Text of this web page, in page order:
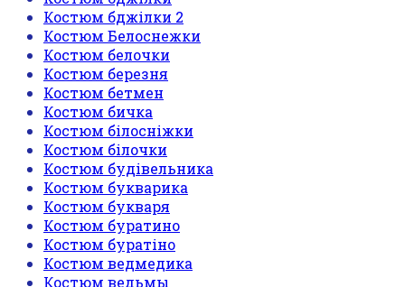
Костюм бджілки 2
Костюм Белоснежки
Костюм белочки
Костюм березня
Костюм бетмен
Костюм бичка
Костюм білосніжки
Костюм білочки
Костюм будівельника
Костюм букварика
Костюм букваря
Костюм буратино
Костюм буратіно
Костюм ведмедика
Костюм ведьмы